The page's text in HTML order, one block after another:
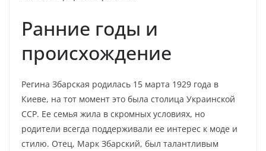
Ранние годы и
происхождение
Регина Збарская родилась 15 марта 1929 года в
Киеве, на тот момент это была столица Украинской
ССР. Ее семья жила в скромных условиях, но
родители всегда поддерживали ее интерес к моде и
стилю. Отец, Марк Збарский, был талантливым